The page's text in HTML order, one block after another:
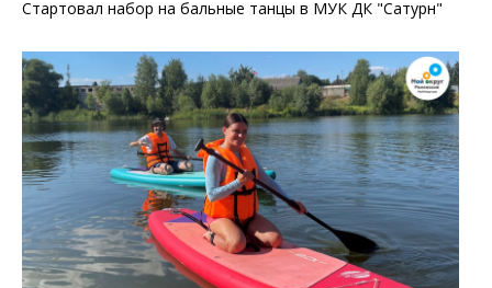
Стартовал набор на бальные танцы в МУК ДК "Сатурн"